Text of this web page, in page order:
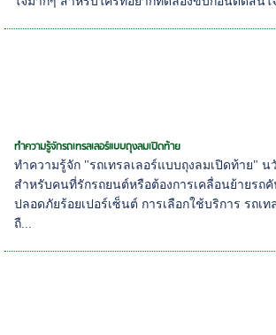
ทำความรู้จักรถเทรลเลอร์แบบถุงลมเปิดท้าย
ทำความรู้จัก "รถเทรลเลอร์แบบถุงลมเปิดท้าย" น
สำหรับคนที่รักรถยนต์หรือต้องการเคลื่อนย้ายรถ
ปลอดภัยร้อยเปอร์เซ็นต์ การเลือกใช้บริการ รถเ
ถื...